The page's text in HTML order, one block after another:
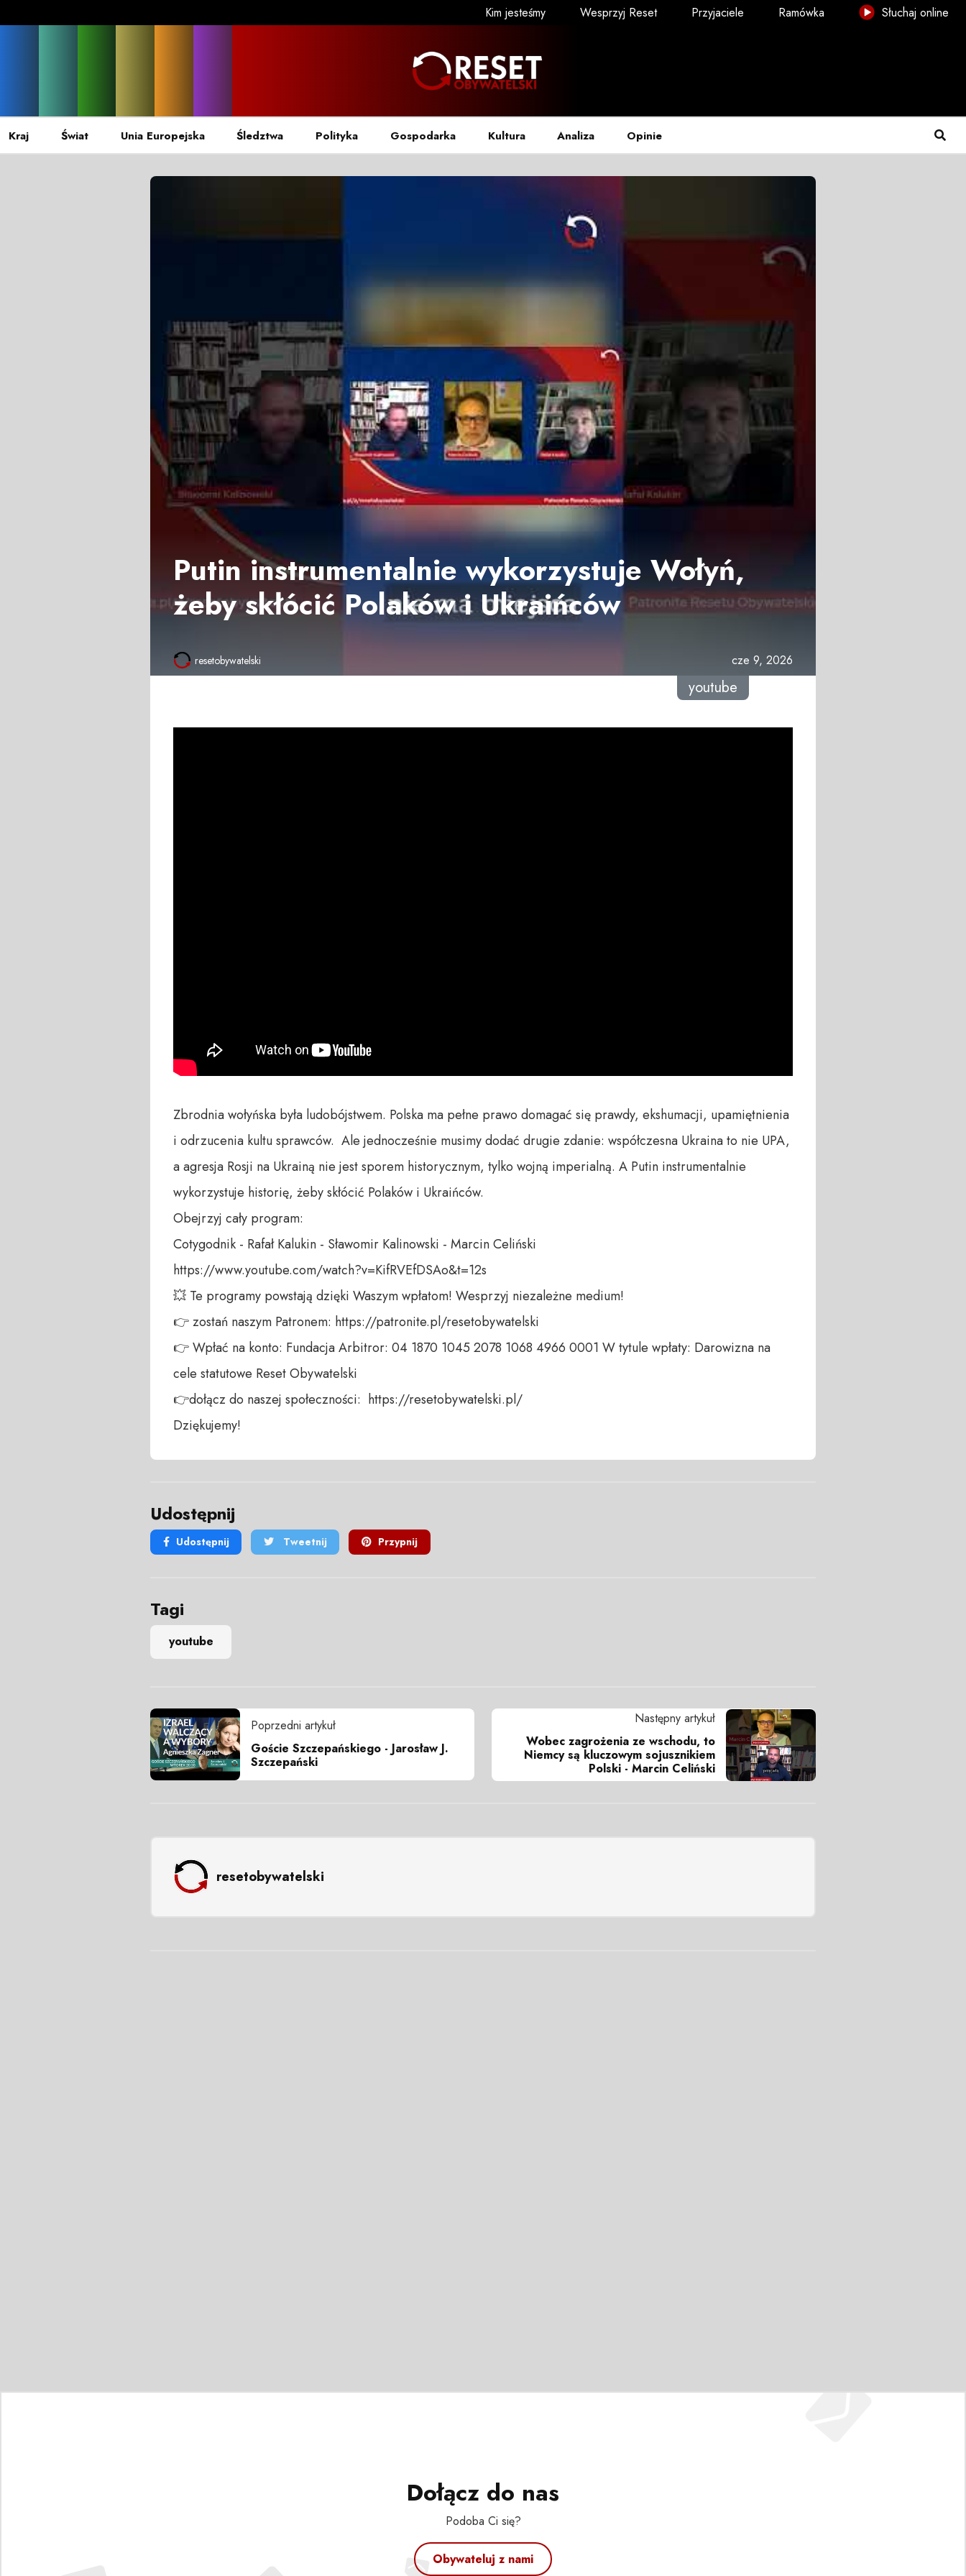
Kim jesteśmy Wesprzyj Reset Przyjaciele Ramówka Słuchaj online
Kraj Świat Unia Europejska Śledztwa Polityka Gospodarka Kultura Analiza Opinie
Putin instrumentalnie wykorzystuje Wołyń,
żeby skłócić Polaków i Ukraińców
resetobywatelski cze 9, 2026
youtube
Zbrodnia wołyńska była ludobójstwem. Polska ma pełne prawo domagać się prawdy, ekshumacji, upamiętnienia
i odrzucenia kultu sprawców.  Ale jednocześnie musimy dodać drugie zdanie: współczesna Ukraina to nie UPA,
a agresja Rosji na Ukrainą nie jest sporem historycznym, tylko wojną imperialną. A Putin instrumentalnie
wykorzystuje historię, żeby skłócić Polaków i Ukraińców.
Obejrzyj cały program:
Cotygodnik - Rafał Kalukin - Sławomir Kalinowski - Marcin Celiński
https://www.youtube.com/watch?v=KifRVEfDSAo&t=12s
💥 Te programy powstają dzięki Waszym wpłatom! Wesprzyj niezależne medium!
👉 zostań naszym Patronem: https://patronite.pl/resetobywatelski
👉 Wpłać na konto: Fundacja Arbitror: 04 1870 1045 2078 1068 4966 0001 W tytule wpłaty: Darowizna na
cele statutowe Reset Obywatelski
👉dołącz do naszej społeczności:  https://resetobywatelski.pl/
Dziękujemy!
Udostępnij
Udostępnij Tweetnij Przypnij
Tagi
youtube
Poprzedni artykuł
Goście Szczepańskiego - Jarosław J.
Szczepański
Następny artykuł
Wobec zagrożenia ze wschodu, to
Niemcy są kluczowym sojusznikiem
Polski - Marcin Celiński
resetobywatelski
Dołącz do nas
Podoba Ci się?
Obywateluj z nami